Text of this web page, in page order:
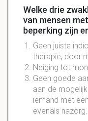
Welke drie
van mensen
beperking zijn
Geen juiste
therapie, door
Neiging tot
Geen goede
aan de
iemand met
evenals nazorg.